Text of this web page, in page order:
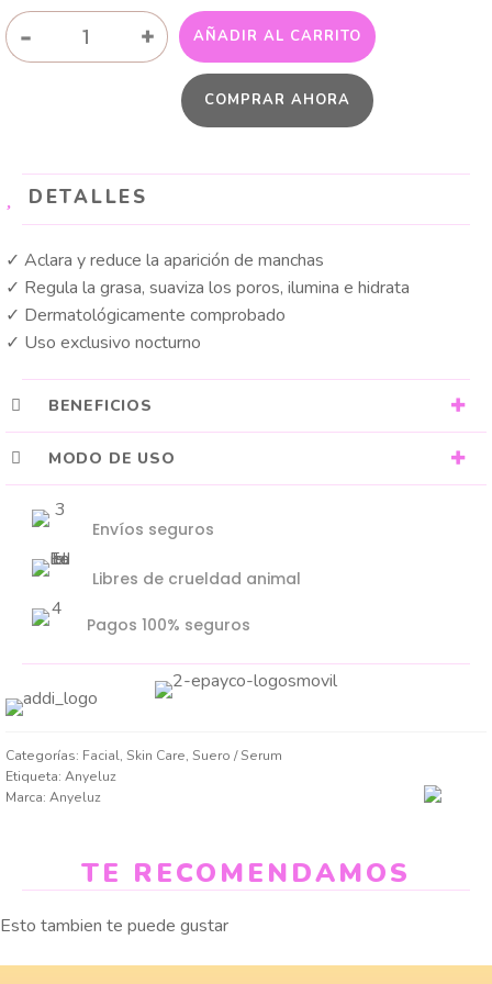
-
DERMOACLARANTE
+ AÑADIR AL CARRITO
COMPRAR AHORA
DETALLES
✓ Aclara y reduce la aparición de manchas
✓ Regula la grasa, suaviza los poros, ilumina e hidrata
✓ Dermatológicamente comprobado
✓ Uso exclusivo nocturno
BENEFICIOS
MODO DE USO
Envíos seguros
Libres de crueldad animal
Pagos 100% seguros
Categorías: Facial, Skin Care, Suero / Serum
Etiqueta: Anyeluz
Marca: Anyeluz
TE RECOMENDAMOS
Esto tambien te puede gustar